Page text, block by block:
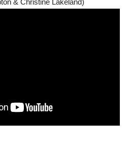
& Christine Lakeland)